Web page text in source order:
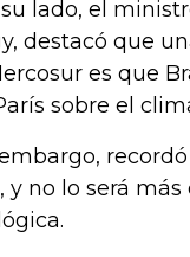
lado, el
destacó que
es que
sobre el
y no lo será